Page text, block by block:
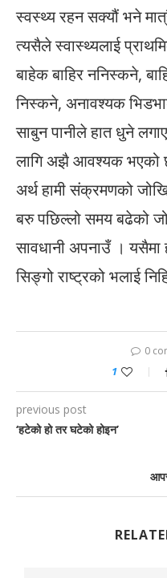
स्वस्थ्य रहन सक्यौं भने
त्यसैले स्वास्थ्यलाई
बाहेक बाहिर ननिस्कने,
निस्कने, अनावश्यक
साबुन पानीले हात धुने
लागि अझै आवश्यक भएको
अर्थ हामी संक्रमणको
बरु पछिल्लो समय बढेको
सावधानी अपनाउँ । यसैमा
सिङ्गो राष्ट्रको भलाई
0
1
previous post
‘हटेको हो तर घटेको होइन’